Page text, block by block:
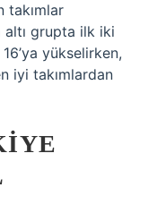
takımlar
altı grupta ilk iki
yükselirken,
iyi takımlardan